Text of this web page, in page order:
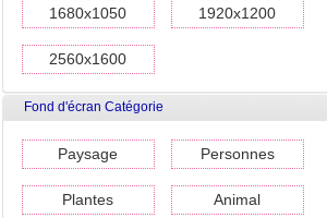
1680x1050 1920x1200
2560x1600
Fond d'écran Catégorie
Paysage Personnes
Plantes Animal